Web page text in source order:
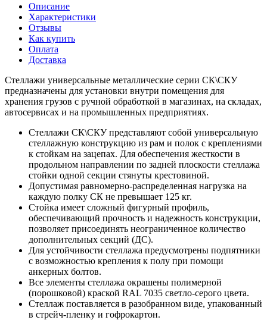
Описание
Характеристики
Отзывы
Как купить
Оплата
Доставка
Стеллажи универсальные металлические серии СК\СКУ
предназначены для установки внутри помещения для
хранения грузов с ручной обработкой в магазинах, на складах,
автосервисах и на промышленных предприятиях.
Стеллажи СК\СКУ представляют собой универсальную
стеллажную конструкцию из рам и полок с креплениями
к стойкам на зацепах. Для обеспечения жесткости в
продольном направлении по задней плоскости стеллажа
стойки одной секции стянуты крестовиной.
Допустимая равномерно-распределенная нагрузка на
каждую полку СК не превышает 125 кг.
Стойка имеет сложный фигурный профиль,
обеспечивающий прочность и надежность конструкции,
позволяет присоединять неограниченное количество
дополнительных секций (ДС).
Для устойчивости стеллажа предусмотрены подпятники
с возможностью крепления к полу при помощи
анкерных болтов.
Все элементы стеллажа окрашены полимерной
(порошковой) краской RAL 7035 светло-серого цвета.
Стеллаж поставляется в разобранном виде, упакованный
в стрейч-пленку и гофрокартон.